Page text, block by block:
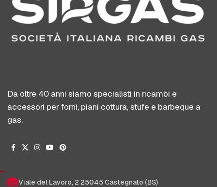
Da oltre 40 anni siamo specialisti in ricambi e
accessori per forni, piani cottura, stufe e barbeque a
gas.
Viale del Lavoro, 2 25045 Castegnato (BS)